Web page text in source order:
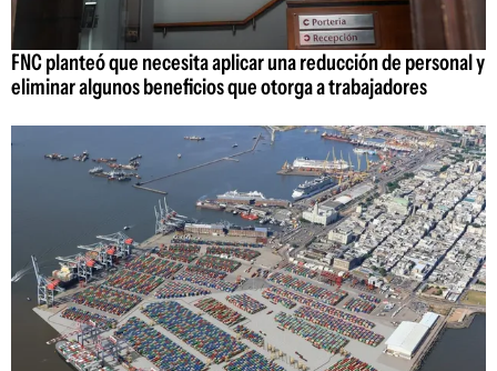
FNC planteó que necesita aplicar una reducción de personal y
eliminar algunos beneficios que otorga a trabajadores